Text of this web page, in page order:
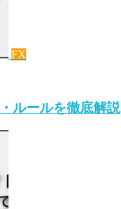
FX
ルールを徹底解説